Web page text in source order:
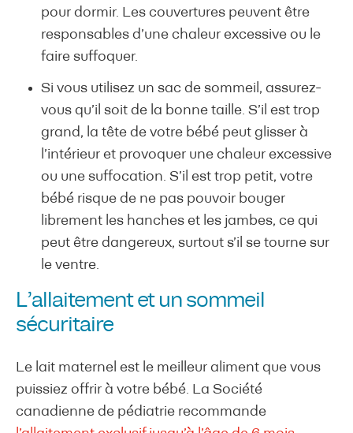
pour dormir. Les couvertures peuvent être
responsables d’une chaleur excessive ou le
faire suffoquer.
Si vous utilisez un sac de sommeil, assurez-
vous qu’il soit de la bonne taille. S’il est trop
grand, la tête de votre bébé peut glisser à
l’intérieur et provoquer une chaleur excessive
ou une suffocation. S’il est trop petit, votre
bébé risque de ne pas pouvoir bouger
librement les hanches et les jambes, ce qui
peut être dangereux, surtout s’il se tourne sur
le ventre.
L’allaitement et un sommeil
sécuritaire
Le lait maternel est le meilleur aliment que vous
puissiez offrir à votre bébé. La Société
canadienne de pédiatrie recommande